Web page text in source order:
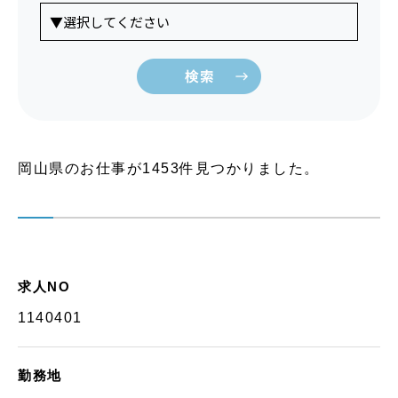
岡山県のお仕事が1453件見つかりました。
求人NO
1140401
勤務地